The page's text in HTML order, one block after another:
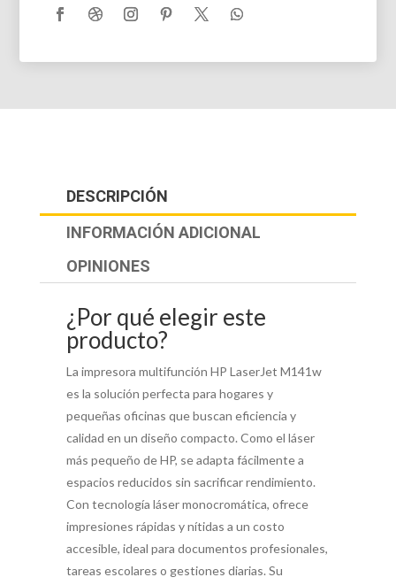
DESCRIPCIÓN
INFORMACIÓN ADICIONAL
OPINIONES
¿Por qué elegir este
producto?
La impresora multifunción HP LaserJet M141w
es la solución perfecta para hogares y
pequeñas oficinas que buscan eficiencia y
calidad en un diseño compacto. Como el láser
más pequeño de HP, se adapta fácilmente a
espacios reducidos sin sacrificar rendimiento.
Con tecnología láser monocromática, ofrece
impresiones rápidas y nítidas a un costo
accesible, ideal para documentos profesionales,
tareas escolares o gestiones diarias. Su